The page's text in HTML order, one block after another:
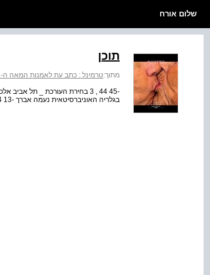
שלום אורח
תוכן
מתוך:טרמינל : כתב עת לאמנות המאה ה-21 - טרמינל 64
בגלריה האוניברסיטאית נעמה אברך -13 4 תערוכות _ ירושלים טריטוריות פרומות בבית האמנים אירנה גורדון